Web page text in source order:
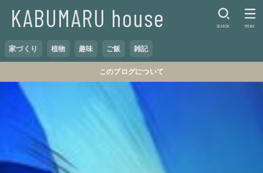
KABUMARU house
家づくり 植物 趣味 ご飯 雑記
SEARCH MENU
このブログについて